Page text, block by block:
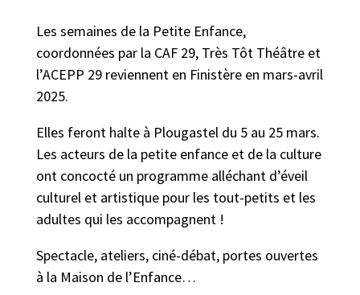
Les semaines de la Petite Enfance,
coordonnées par la CAF 29, Très Tôt Théâtre et
l’ACEPP 29 reviennent en Finistère en mars-avril
2025.
Elles feront halte à Plougastel du 5 au 25 mars.
Les acteurs de la petite enfance et de la culture
ont concocté un programme alléchant d’éveil
culturel et artistique pour les tout-petits et les
adultes qui les accompagnent !
Spectacle, ateliers, ciné-débat, portes ouvertes
à la Maison de l’Enfance…